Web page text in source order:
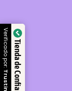
Tienda de Confianza
Verificado por: